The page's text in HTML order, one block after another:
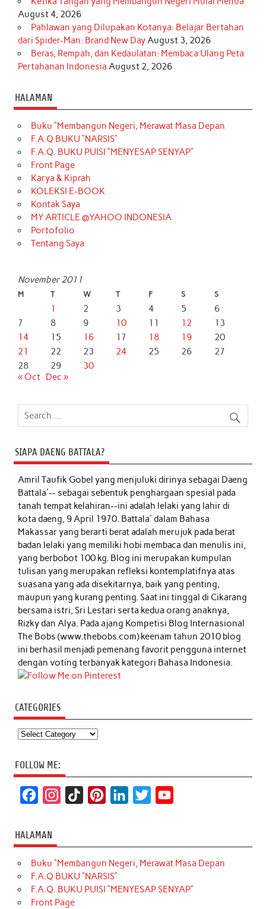
August 4, 2026
Pahlawan yang Dilupakan Kotanya: Belajar Bertahan
dari Spider-Man: Brand New Day August 3, 2026
Beras, Rempah, dan Kedaulatan: Membaca Ulang Peta
Pertahanan Indonesia August 2, 2026
HALAMAN
Buku “Membangun Negeri, Merawat Masa Depan
F.A.Q BUKU “NARSIS”
F.A.Q. BUKU PUISI “MENYESAP SENYAP”
Front Page
Karya & Kiprah
KOLEKSI E-BOOK
Kontak Saya
MY ARTICLE @YAHOO INDONESIA
Portofolio
Tentang Saya
November 2011
M T W T F S S
1 2 3 4 5
6
7
8 9 10 11 12
13
14
15 16 17 18 19
20
21
22 23 24 25 26
27
28
29
30
« Oct Dec »
SIAPA DAENG BATTALA?
Amril Taufik Gobelyang menjuluki dirinya sebagai Daeng
Battala'-- sebagai sebentuk penghargaan spesial pada
tanah tempat kelahiran--ini adalah lelaki yang lahir di
kota daeng, 9 April 1970. Battala' dalam Bahasa
Makassar yang berarti berat adalah merujuk pada berat
badan lelaki yang memiliki hobi membaca dan menulis ini,
yang berbobot 100 kg. Blog ini merupakan kumpulan
tulisan yang merupakan refleksi kontemplatifnya atas
suasana yang ada disekitarnya, baik yang penting,
maupun yang kurang penting. Saat ini tinggal di Cikarang
bersama istri, Sri Lestari serta kedua orang anaknya,
Rizky dan Alya. Pada ajang Kompetisi Blog Internasional
The Bobs (www.thebobs.com) keenam tahun 2010 blog
ini berhasil menjadi pemenang favorit pengguna internet
dengan voting terbanyak kategori Bahasa Indonesia.
CATEGORIES
Categories
FOLLOW ME:
c
e
b
o
o
t
a
g
r
T
o
k
t
e
r
k
e
d
t
t
e
T
u
b
HALAMAN
Buku “Membangun Negeri, Merawat Masa Depan
F.A.Q BUKU “NARSIS”
F.A.Q. BUKU PUISI “MENYESAP SENYAP”
Front Page